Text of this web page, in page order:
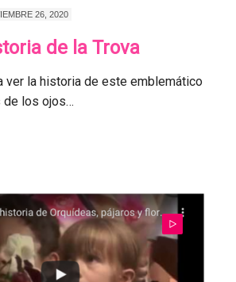
26, 2020
de la Trova
ver la historia de este emblemático
de los ojos…